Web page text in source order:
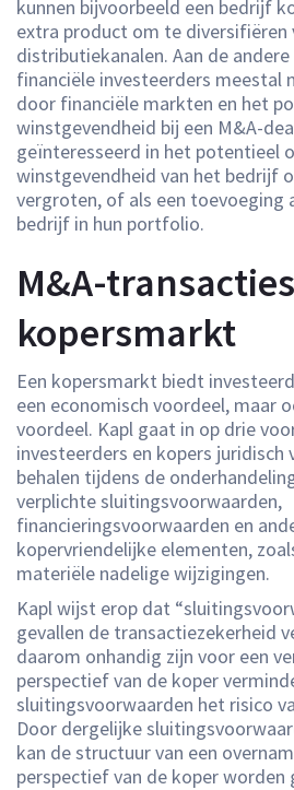
kunnen bijvoorbeeld een bedrijf
extra product om te diversifiëren
distributiekanalen. Aan de
financiële investeerders meestal
door financiële markten en het
winstgevendheid bij een M&A-
geïnteresseerd in het potentieel
winstgevendheid van het bedrijf
vergroten, of als een toevoeging
bedrijf in hun portfolio.
M&A-
kopersmarkt
Een kopersmarkt biedt
een economisch voordeel, maar
voordeel. Kapl gaat in op drie
investeerders en kopers juridisch
behalen tijdens de
verplichte sluitingsvoorwaarden,
financieringsvoorwaarden en
kopervriendelijke elementen,
materiële nadelige wijzigingen.
Kapl wijst erop dat
gevallen de transactiezekerheid
daarom onhandig zijn voor een
perspectief van de koper
sluitingsvoorwaarden het risico
Door dergelijke
kan de structuur van een
perspectief van de koper worden